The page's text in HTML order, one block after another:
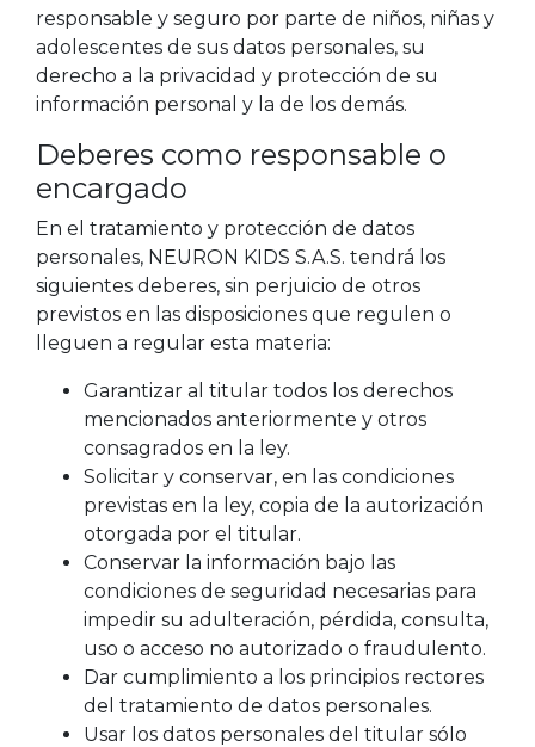
responsable y seguro por parte de niños, niñas y
adolescentes de sus datos personales, su
derecho a la privacidad y protección de su
información personal y la de los demás.
Deberes como responsable o
encargado
En el tratamiento y protección de datos
personales, NEURON KIDS S.A.S. tendrá los
siguientes deberes, sin perjuicio de otros
previstos en las disposiciones que regulen o
lleguen a regular esta materia:
Garantizar al titular todos los derechos
mencionados anteriormente y otros
consagrados en la ley.
Solicitar y conservar, en las condiciones
previstas en la ley, copia de la autorización
otorgada por el titular.
Conservar la información bajo las
condiciones de seguridad necesarias para
impedir su adulteración, pérdida, consulta,
uso o acceso no autorizado o fraudulento.
Dar cumplimiento a los principios rectores
del tratamiento de datos personales.
Usar los datos personales del titular sólo